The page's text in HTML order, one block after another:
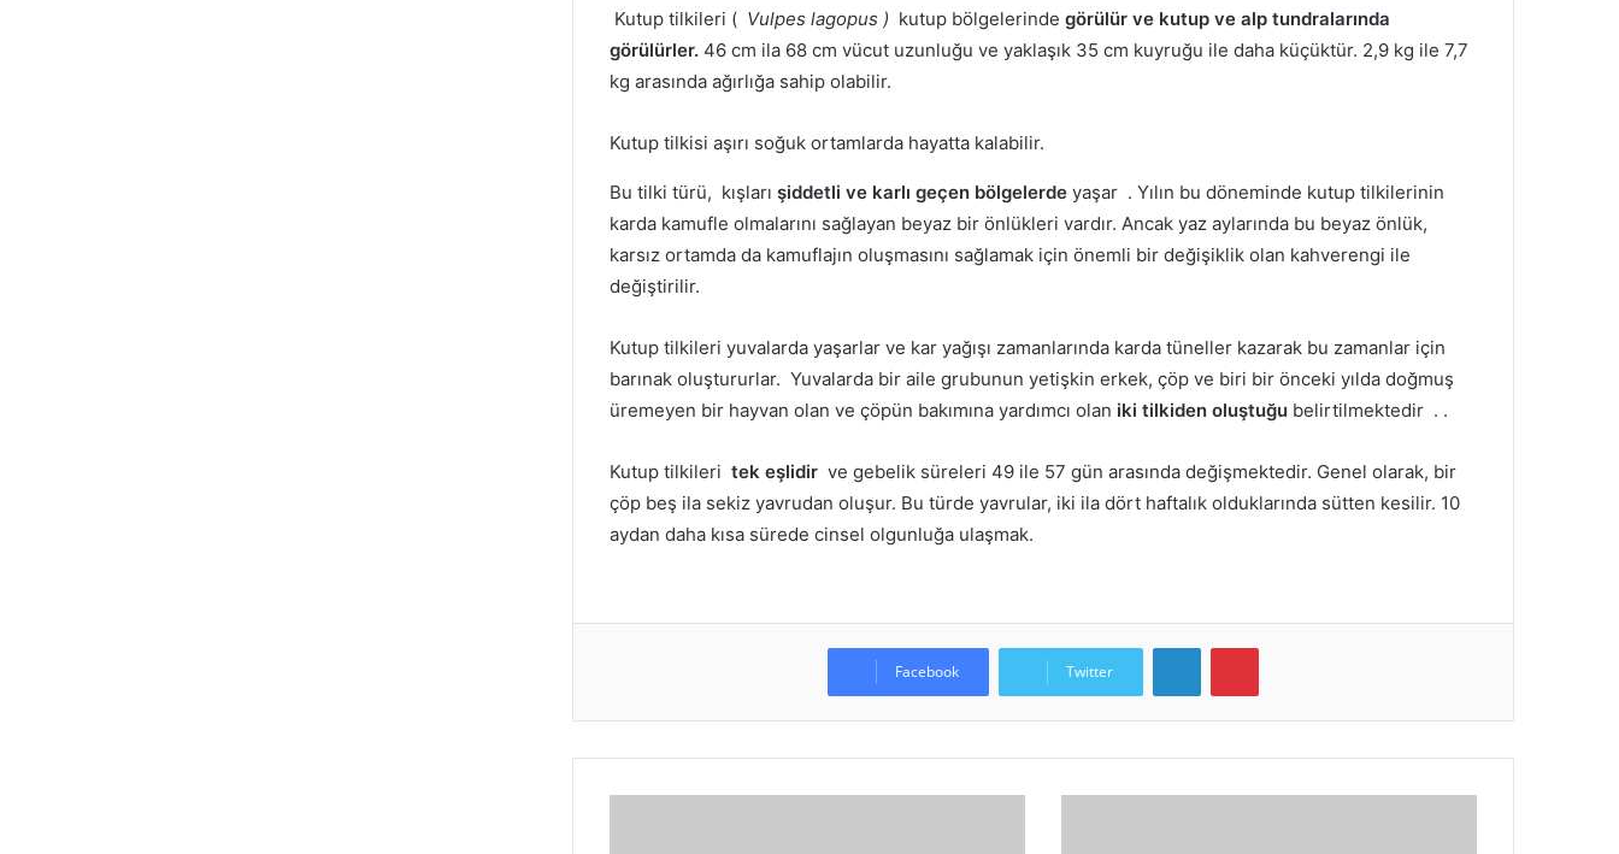
Kutup tilkileri ( Vulpes lagopus ) kutup bölgelerinde görülür ve kutup ve alp tundralarında
görülürler. 46 cm ila 68 cm vücut uzunluğu ve yaklaşık 35 cm kuyruğu ile daha küçüktür. 2,9 kg ile 7,7
kg arasında ağırlığa sahip olabilir.
Kutup tilkisi aşırı soğuk ortamlarda hayatta kalabilir.
Bu tilki türü, kışları şiddetli ve karlı geçen bölgelerde yaşar . Yılın bu döneminde kutup tilkilerinin
karda kamufle olmalarını sağlayan beyaz bir önlükleri vardır. Ancak yaz aylarında bu beyaz önlük,
karsız ortamda da kamuflajın oluşmasını sağlamak için önemli bir değişiklik olan kahverengi ile
değiştirilir.
Kutup tilkileri yuvalarda yaşarlar ve kar yağışı zamanlarında karda tüneller kazarak bu zamanlar için
barınak oluştururlar. Yuvalarda bir aile grubunun yetişkin erkek, çöp ve biri bir önceki yılda doğmuş
üremeyen bir hayvan olan ve çöpün bakımına yardımcı olan iki tilkiden oluştuğu belirtilmektedir . .
Kutup tilkileri tek eşlidir ve gebelik süreleri 49 ile 57 gün arasında değişmektedir. Genel olarak, bir
çöp beş ila sekiz yavrudan oluşur. Bu türde yavrular, iki ila dört haftalık olduklarında sütten kesilir. 10
aydan daha kısa sürede cinsel olgunluğa ulaşmak.
Facebook Twitter